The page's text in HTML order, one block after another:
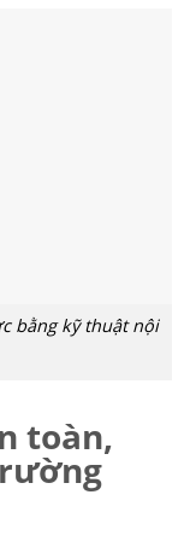
bằng kỹ thuật nội
toàn,